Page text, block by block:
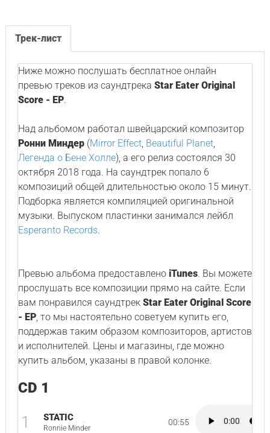
Трек-лист
Ниже можно послушать бесплатное онлайн
превью треков из саундтрека Star Eater Original
Score - EP.
Над альбомом работал швейцарский композитор
Ронни Миндер(Mirror Effect, Beautiful Planet,
Легенда о Бене Холле), а его релиз состоялся 30
октября 2018 года. На саундтрек попало 6
композиций общей длительностью около 15 минут.
Подборка является компиляцией оригинальной
музыки. Выпуском пластинки занимался лейбл
Esperanto Records.
Превью альбома предоставлено iTunes. Вы можете
прослушать все композиции прямо на сайте. Если
вам понравился саундтрек Star Eater Original Score
- EP, то мы настоятельно советуем купить его,
поддержав таким образом композиторов, артистов
и исполнителей. Цены и магазины, где можно
купить альбом, указаны в правой колонке.
CD 1
1 STATIC
Ronnie Minder
00:55